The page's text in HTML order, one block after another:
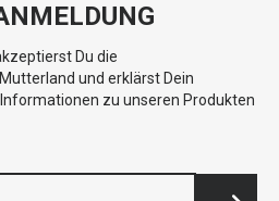
Du die
und erklärst Dein
zu unseren Produkten